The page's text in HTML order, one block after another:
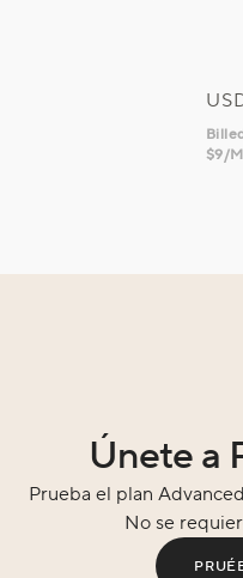
$9/
Únete a
Prueba el plan
No se